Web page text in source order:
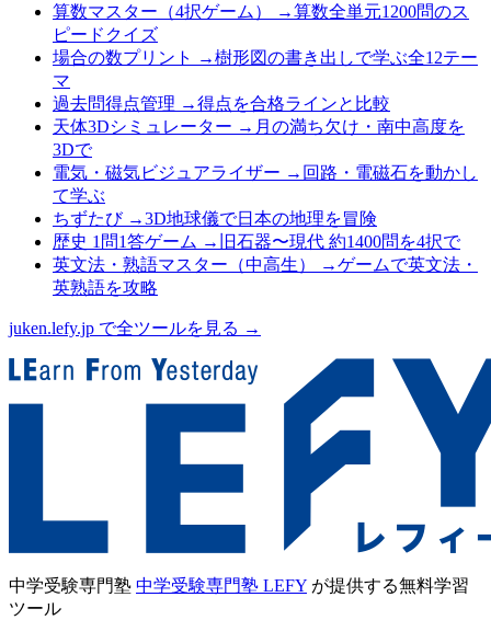
算数マスター（4択ゲーム）
→算数全単元1200問のス
ピードクイズ
場合の数プリント
→樹形図の書き出しで学ぶ全12テー
マ
過去問得点管理 →得点を合格ラインと比較
天体3Dシミュレーター → 月の満ち欠け・南中高度を
3Dで
電気・磁気ビジュアライザー → 回路・電磁石を動かし
て学ぶ
ちずたび→3D地球儀で日本の地理を冒険
歴史 1問1答ゲーム → 旧石器〜現代 約1400問を4択で
英文法・熟語マスター（中高生）
→ゲームで英文法・
英熟語を攻略
juken.lefy.jp で全ツールを見る →
中学受験専門塾 中学受験専門塾 LEFY が提供する無料学習
ツール